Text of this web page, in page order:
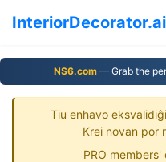
InteriorDecorator.ai
NS6.com — Grab the
Tiu enhavo
Krei novan por
PRO